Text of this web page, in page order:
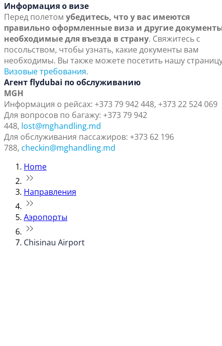
Информация о визе
Перед полетом убедитесь, что у вас имеются
правильно оформленные виза и другие
необходимые для въезда в страну. Свяжитесь с
посольством, чтобы узнать, какие документы вам
необходимы. Вы также можете посетить нашу
Визовые требования.
Агент flydubai по обслуживанию
MGH
Информация о рейсах: +373 79 942 448, +373 22 524 069
Для вопросов по багажу: +373 79 942
448, lost@mghandling.md
Для обслуживания пассажиров: +373 62 196
788, checkin@mghandling.md
Home
Направления
Аэропорты
Chisinau Airport